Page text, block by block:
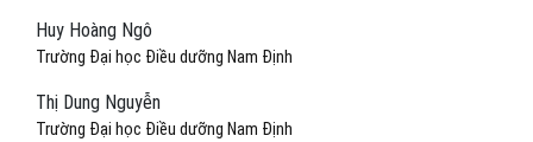
Huy Hoàng Ngô
Trường Đại học Điều dưỡng Nam Định
Thị Dung Nguyễn
Trường Đại học Điều dưỡng Nam Định